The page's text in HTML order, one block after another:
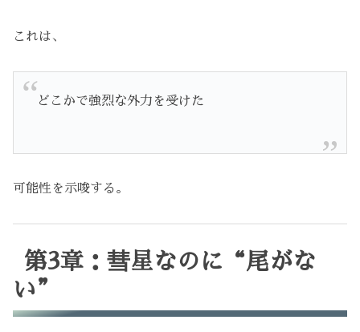
これは、
どこかで強烈な外力を受けた
可能性を示唆する。
第3章：彗星なのに“尾がな
い”